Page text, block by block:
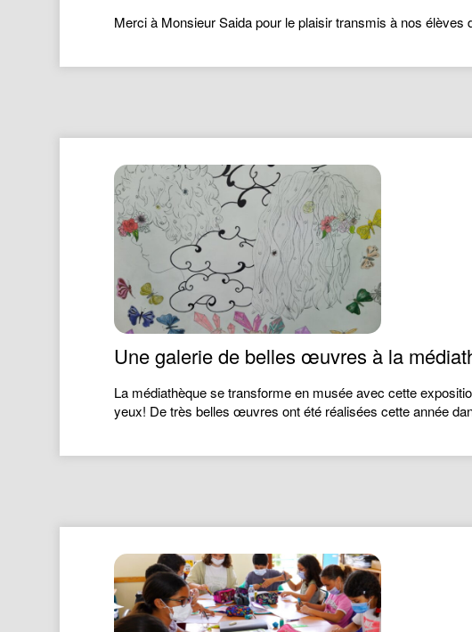
Merci à Monsieur Saida pour le plaisir transmis à nos
Une galerie de belles œuvres à la
La médiathèque se transforme en musée avec cette
yeux! De très belles œuvres ont été réalisées cette année